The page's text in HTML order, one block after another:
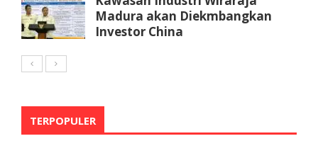
Madura akan Diekmbangkan
Investor China
TERPOPULER